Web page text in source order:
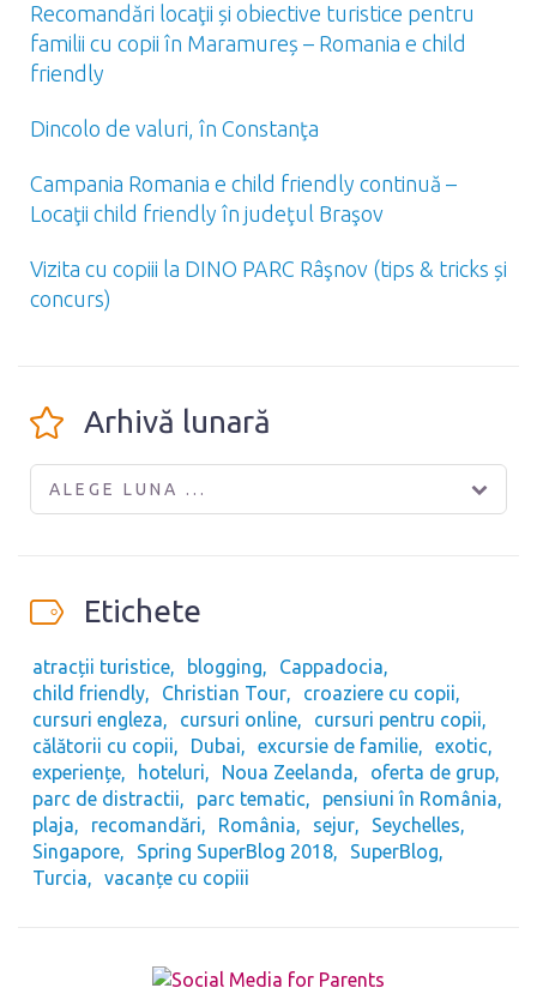
Recomandări locaţii și obiective turistice pentru
familii cu copii în Maramureș – Romania e child
friendly
Dincolo de valuri, în Constanţa
Campania Romania e child friendly continuă –
Locaţii child friendly în judeţul Braşov
Vizita cu copiii la DINO PARC Râşnov (tips & tricks și
concurs)
Arhivă lunară
ALEGE LUNA ...
Etichete
atracții turistice blogging
Cappadocia
child friendly
Christian Tour
croaziere cu copii
cursuri engleza
cursuri online
cursuri pentru copii
călătorii cu copii
Dubai excursie de familie
exotic
experiențe
hoteluri Noua Zeelanda
oferta de grup
parc de distractii
parc tematic
pensiuni în România
plaja
recomandări România sejur
Seychelles
Singapore
Spring SuperBlog 2018
SuperBlog
Turcia
vacanțe cu copiii